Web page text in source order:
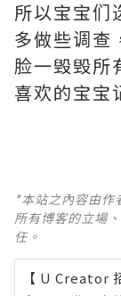
所以宝宝们
多做些调查
脸一毁毁所
喜欢的宝宝
*本站之內容由作
所有博客的立場
任。
【 U Creator